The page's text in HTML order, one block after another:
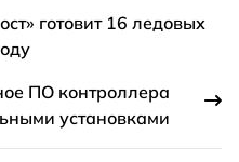
готовит 16 ледовых
ПО контроллера
установками